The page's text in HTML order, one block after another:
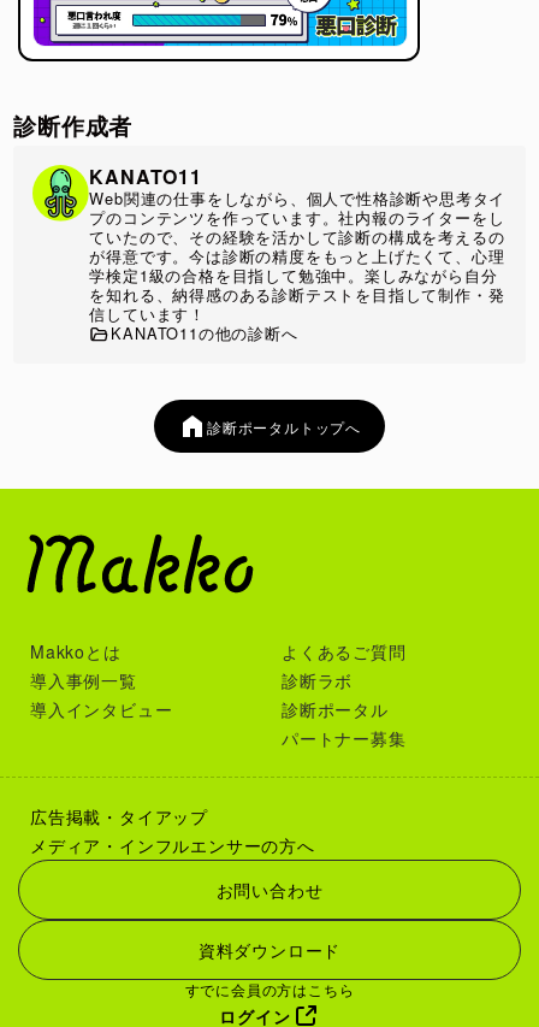
診断作成者
KANATO11
Web関連の仕事をしながら、個人で性格診断や思考タイ
プのコンテンツを作っています。社内報のライターをし
ていたので、その経験を活かして診断の構成を考えるの
が得意です。今は診断の精度をもっと上げたくて、心理
学検定1級の合格を目指して勉強中。楽しみながら自分
を知れる、納得感のある診断テストを目指して制作・発
信しています！
KANATO11の他の診断へ
診断ポータルトップへ
Makkoとは
導入事例一覧
導入インタビュー
よくあるご質問
診断ラボ
診断ポータル
パートナー募集
広告掲載・タイアップ
メディア・インフルエンサーの方へ
お問い合わせ
資料ダウンロード
すでに会員の方はこちら
ログイン